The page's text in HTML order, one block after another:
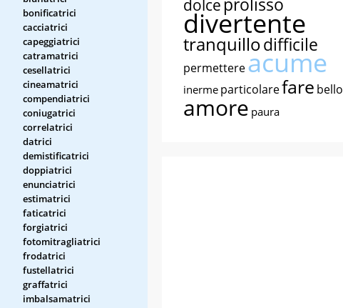
bonificatrici
cacciatrici
capeggiatrici
catramatrici
cesellatrici
cineamatrici
compendiatrici
coniugatrici
correlatrici
datrici
demistificatrici
doppiatrici
enunciatrici
estimatrici
faticatrici
forgiatrici
fotomitragliatrici
frodatrici
fustellatrici
graffatrici
imbalsamatrici
dolce
divertente
tranquillodifficile
permettereacume
inerme particolarefare bello
amore paura